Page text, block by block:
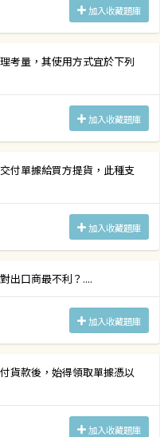
加入收藏題庫
考量，其使用方式宜於下列
加入收藏題庫
付單據給買方提貨，此種支
加入收藏題庫
出口商最不利？....
加入收藏題庫
貨款後，始得領取單據憑以
加入收藏題庫